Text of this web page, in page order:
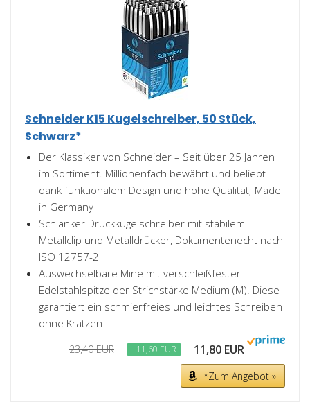
Schneider K15 Kugelschreiber, 50 Stück,
Schwarz*
Der Klassiker von Schneider – Seit über 25 Jahren
im Sortiment. Millionenfach bewährt und beliebt
dank funktionalem Design und hohe Qualität; Made
in Germany
Schlanker Druckkugelschreiber mit stabilem
Metallclip und Metalldrücker, Dokumentenecht nach
ISO 12757-2
Auswechselbare Mine mit verschleißfester
Edelstahlspitze der Strichstärke Medium (M). Diese
garantiert ein schmierfreies und leichtes Schreiben
ohne Kratzen
23,40 EUR −11,60 EUR 11,80 EUR
*Zum Angebot »